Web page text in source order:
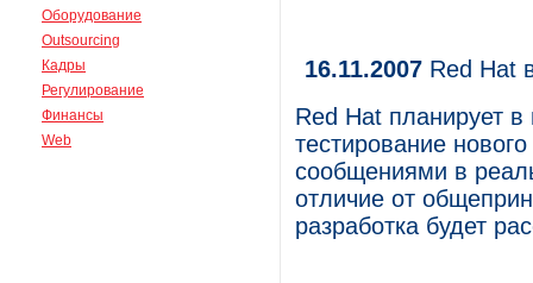
Оборудование
Outsourcing
Кадры
Регулирование
Финансы
Web
16.11.2007 Red Hat
Red Hat планирует в
тестирование
сообщениями в
отличие от
разработка будет